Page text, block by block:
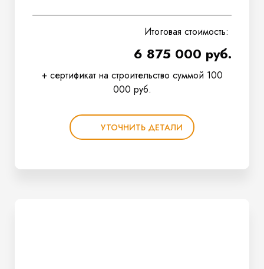
Итоговая стоимость:
6 875 000 руб.
+ сертификат на строительство суммой 100
000 руб.
УТОЧНИТЬ ДЕТАЛИ